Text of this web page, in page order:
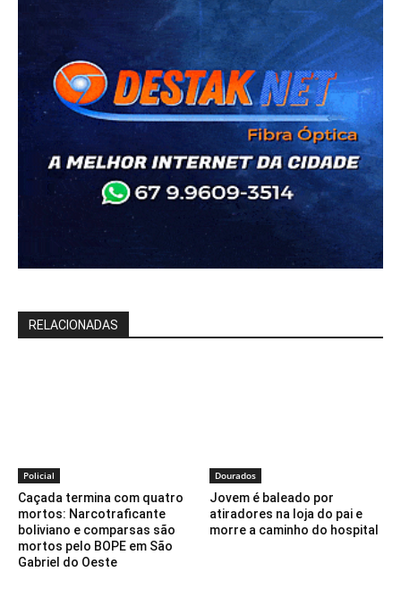
RELACIONADAS
Policial
Caçada termina com quatro
mortos: Narcotraficante
boliviano e comparsas são
mortos pelo BOPE em São
Gabriel do Oeste
Dourados
Jovem é baleado por
atiradores na loja do pai e
morre a caminho do hospital